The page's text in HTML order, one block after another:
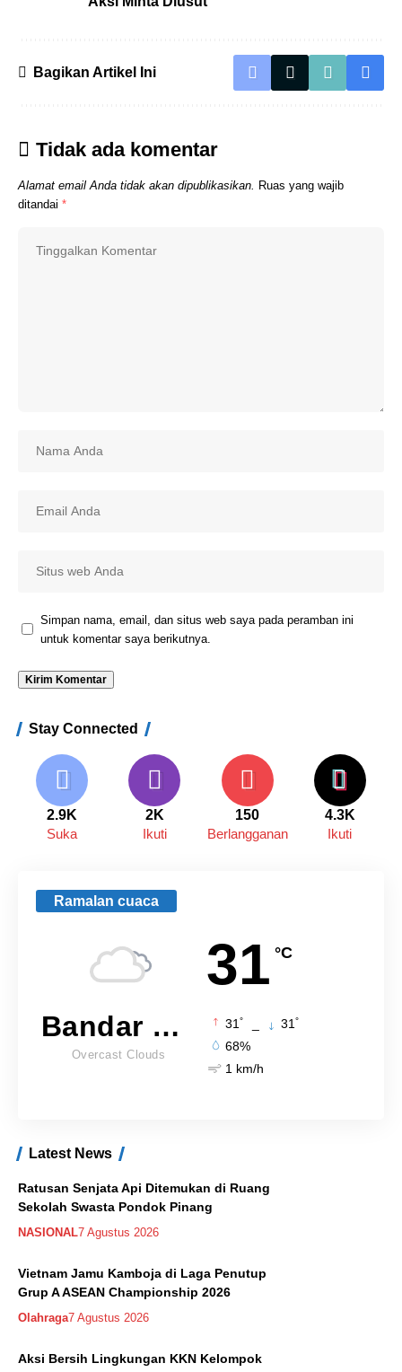
Bagikan Artikel Ini
Tidak ada komentar
Alamat email Anda tidak akan dipublikasikan. Ruas yang wajib
ditandai *
Simpan nama, email, dan situs web saya pada peramban ini
untuk komentar saya berikutnya.
Stay Connected
2.9K
Suka
2K
Ikuti
150
Berlangganan
4.3K
Ikuti
Ramalan cuaca
31 °C
Bandar Lampung
Overcast Clouds
31 ° 31 °
68%
1 km/h
Latest News
Ratusan Senjata Api Ditemukan di Ruang
Sekolah Swasta Pondok Pinang
NASIONAL7 Agustus 2026
Vietnam Jamu Kamboja di Laga Penutup
Grup A ASEAN Championship 2026
Olahraga7 Agustus 2026
Aksi Bersih Lingkungan KKN Kelompok